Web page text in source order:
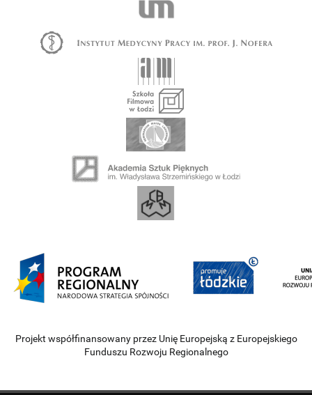
Projekt współfinansowany przez Unię Europejską z Europejskiego
Funduszu Rozwoju Regionalnego